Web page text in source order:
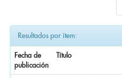
Resultados por ítem:
Fecha de
publicación
Título